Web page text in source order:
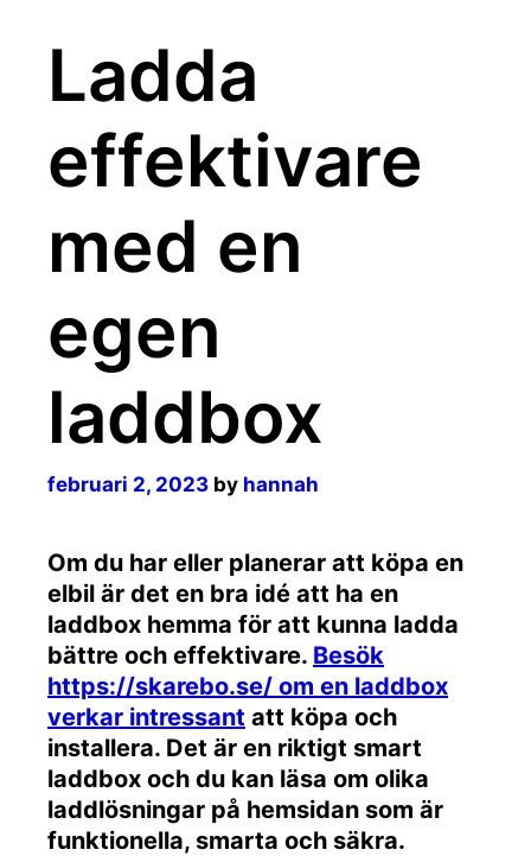
Ladda
effektivare
med en
egen
laddbox
februari 2, 2023 by hannah
Om du har eller planerar att köpa en
elbil är det en bra idé att ha en
laddbox hemma för att kunna ladda
bättre och effektivare. Besök
https://skarebo.se/ om en laddbox
verkar intressant att köpa och
installera. Det är en riktigt smart
laddbox och du kan läsa om olika
laddlösningar på hemsidan som är
funktionella, smarta och säkra.